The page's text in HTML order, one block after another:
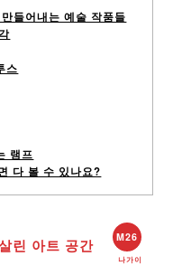
들어내는 예술 작품들
스
램프
다 볼 수 있나요?
린 아트 공간
M26
나가이